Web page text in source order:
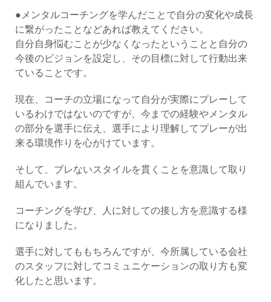
●メンタルコーチングを学んだことで自分の変化や成長
に繋がったことなどあれば教えてください。
自分自身悩むことが少なくなったということと自分の
今後のビジョンを設定し、その目標に対して行動出来
ていることです。
現在、コーチの立場になって自分が実際にプレーして
いるわけではないのですが、今までの経験やメンタル
の部分を選手に伝え、選手により理解してプレーが出
来る環境作りを心がけています。
そして、ブレないスタイルを貫くことを意識して取り
組んでいます。
コーチングを学び、人に対しての接し方を意識する様
になりました。
選手に対してももちろんですが、今所属している会社
のスタッフに対してコミュニケーションの取り方も変
化したと思います。